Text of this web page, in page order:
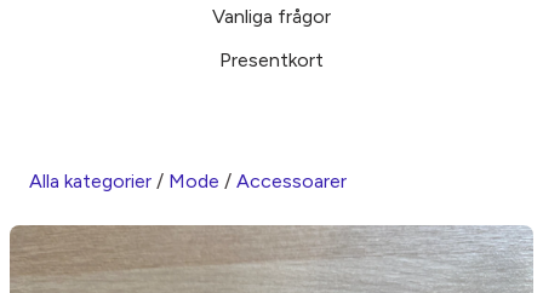
Vanliga frågor
Presentkort
Alla kategorier / Mode / Accessoarer